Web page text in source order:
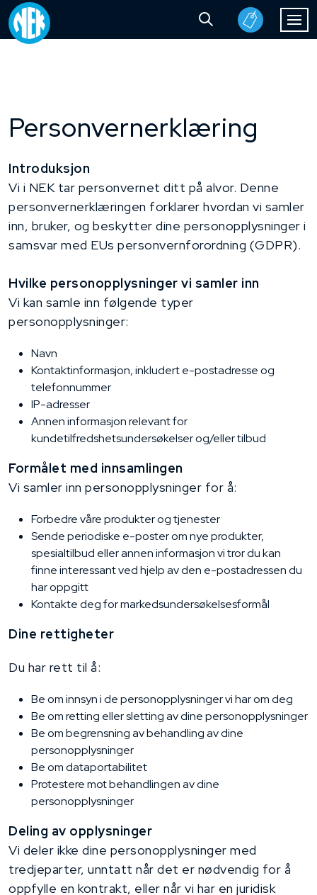
Personvernerklæring
Introduksjon
Vi i NEK tar personvernet ditt på alvor. Denne
personvernerklæringen forklarer hvordan vi samler
inn, bruker, og beskytter dine personopplysninger i
samsvar med EUs personvernforordning (GDPR).
Hvilke personopplysninger vi samler inn
Vi kan samle inn følgende typer
personopplysninger:
Navn
Kontaktinformasjon, inkludert e-postadresse og
telefonnummer
IP-adresser
Annen informasjon relevant for
kundetilfredshetsundersøkelser og/eller tilbud
Formålet med innsamlingen
Vi samler inn personopplysninger for å:
Forbedre våre produkter og tjenester
Sende periodiske e-poster om nye produkter,
spesialtilbud eller annen informasjon vi tror du kan
finne interessant ved hjelp av den e-postadressen du
har oppgitt
Kontakte deg for markedsundersøkelsesformål
Dine rettigheter
Du har rett til å:
Be om innsyn i de personopplysninger vi har om deg
Be om retting eller sletting av dine personopplysninger
Be om begrensning av behandling av dine
personopplysninger
Be om dataportabilitet
Protestere mot behandlingen av dine
personopplysninger
Deling av opplysninger
Vi deler ikke dine personopplysninger med
tredjeparter, unntatt når det er nødvendig for å
oppfylle en kontrakt, eller når vi har en juridisk